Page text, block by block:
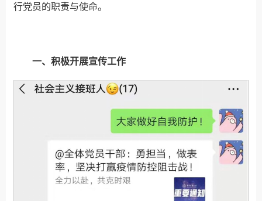
行党员的职责与使命。
一、积极开展宣传工作